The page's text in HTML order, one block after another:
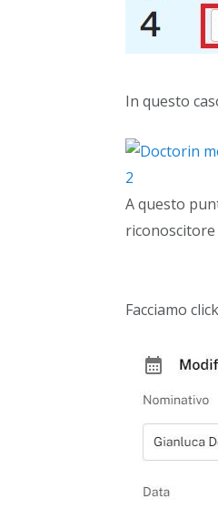
In questo
A questo
riconoscitore
Facciamo